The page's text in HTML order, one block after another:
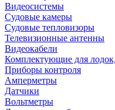
Видеосистемы
Судовые камеры
Cудовые тепловизоры
Телевизионные антенны
Видеокабели
Комплектующие для
Приборы контроля
Амперметры
Датчики
Вольтметры